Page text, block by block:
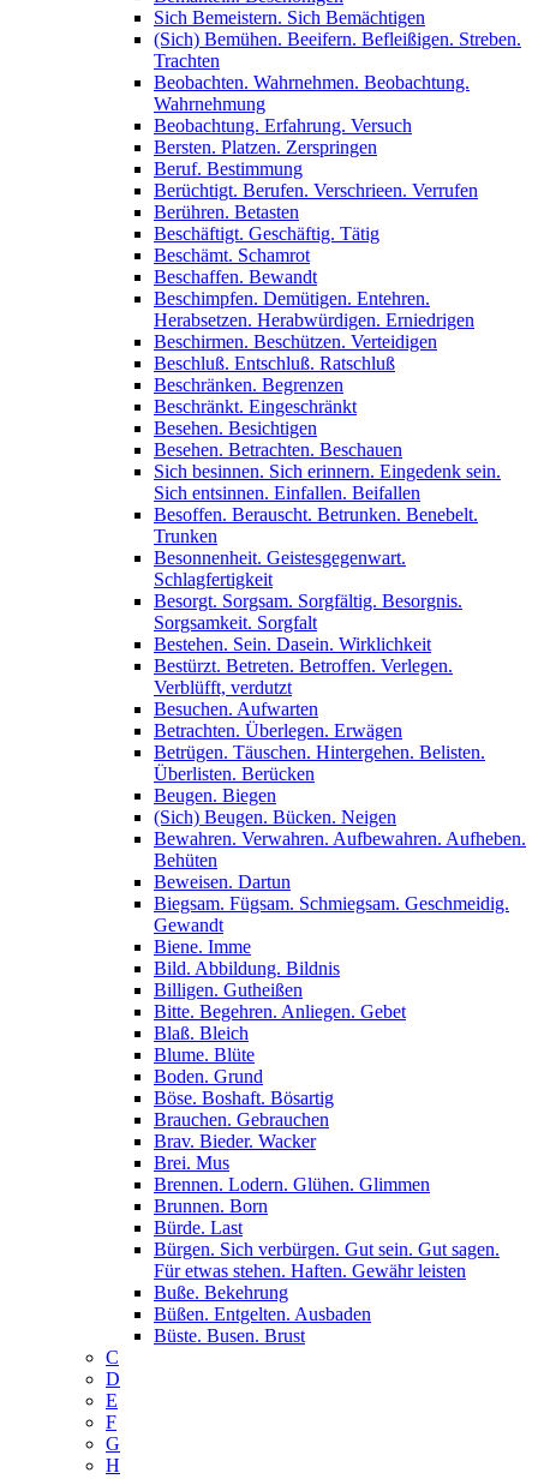
Sich Bemeistern. Sich Bemächtigen
(Sich) Bemühen. Beeifern. Befleißigen. Streben.
Trachten
Beobachten. Wahrnehmen. Beobachtung.
Wahrnehmung
Beobachtung. Erfahrung. Versuch
Bersten. Platzen. Zerspringen
Beruf. Bestimmung
Berüchtigt. Berufen. Verschrieen. Verrufen
Berühren. Betasten
Beschäftigt. Geschäftig. Tätig
Beschämt. Schamrot
Beschaffen. Bewandt
Beschimpfen. Demütigen. Entehren.
Herabsetzen. Herabwürdigen. Erniedrigen
Beschirmen. Beschützen. Verteidigen
Beschluß. Entschluß. Ratschluß
Beschränken. Begrenzen
Beschränkt. Eingeschränkt
Besehen. Besichtigen
Besehen. Betrachten. Beschauen
Sich besinnen. Sich erinnern. Eingedenk sein.
Sich entsinnen. Einfallen. Beifallen
Besoffen. Berauscht. Betrunken. Benebelt.
Trunken
Besonnenheit. Geistesgegenwart.
Schlagfertigkeit
Besorgt. Sorgsam. Sorgfältig. Besorgnis.
Sorgsamkeit. Sorgfalt
Bestehen. Sein. Dasein. Wirklichkeit
Bestürzt. Betreten. Betroffen. Verlegen.
Verblüfft, verdutzt
Besuchen. Aufwarten
Betrachten. Überlegen. Erwägen
Betrügen. Täuschen. Hintergehen. Belisten.
Überlisten. Berücken
Beugen. Biegen
(Sich) Beugen. Bücken. Neigen
Bewahren. Verwahren. Aufbewahren. Aufheben.
Behüten
Beweisen. Dartun
Biegsam. Fügsam. Schmiegsam. Geschmeidig.
Gewandt
Biene. Imme
Bild. Abbildung. Bildnis
Billigen. Gutheißen
Bitte. Begehren. Anliegen. Gebet
Blaß. Bleich
Blume. Blüte
Boden. Grund
Böse. Boshaft. Bösartig
Brauchen. Gebrauchen
Brav. Bieder. Wacker
Brei. Mus
Brennen. Lodern. Glühen. Glimmen
Brunnen. Born
Bürde. Last
Bürgen. Sich verbürgen. Gut sein. Gut sagen.
Für etwas stehen. Haften. Gewähr leisten
Buße. Bekehrung
Büßen. Entgelten. Ausbaden
Büste. Busen. Brust
C
D
E
F
G
H